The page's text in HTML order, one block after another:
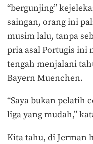
“bergunjing”
saingan, orang ini
musim lalu, tanpa
pria asal Portugis ini
tengah menjalani
Bayern Muenchen.
“Saya bukan pelatih
liga yang mudah,”
Kita tahu, di Jerman